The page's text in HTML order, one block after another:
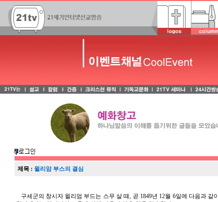
제목 : 윌리암 부스의 결심
구세군의 창시자 윌리엄 부드는 스무 살 때, 곧 1849년 12월 6일에 다음과 같